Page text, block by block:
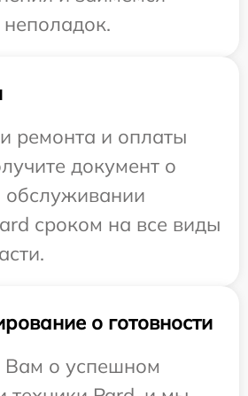
ремонта и оплаты
документ о
обслуживании
сроком на все виды
о готовности
о успешном